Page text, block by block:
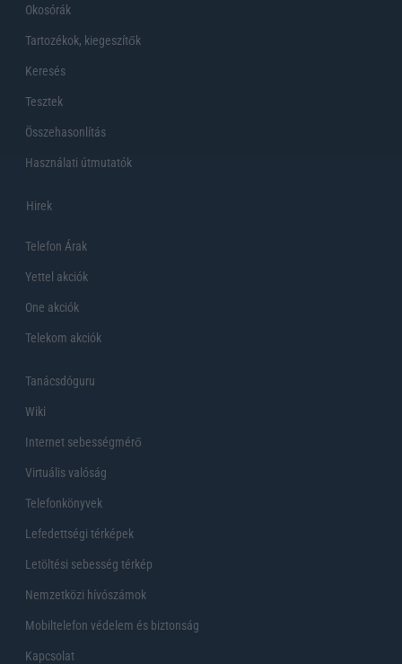
Okosórák
Tartozékok, kiegeszítők
Keresés
Tesztek
Összehasonlítás
Használati útmutatók
Hirek
Telefon Árak
Yettel akciók
One akciók
Telekom akciók
Tanácsdóguru
Wiki
Internet sebességmérő
Virtuális valóság
Telefonkönyvek
Lefedettségi térképek
Letöltési sebesség térkép
Nemzetközi hívószámok
Mobiltelefon védelem és biztonság
Kapcsolat